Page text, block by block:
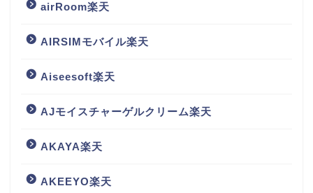
airRoom楽天
AIRSIMモバイル楽天
Aiseesoft楽天
AJモイスチャーゲルクリーム楽天
AKAYA楽天
AKEEYO楽天